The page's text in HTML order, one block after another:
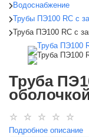
Водоснабжение
Трубы ПЭ100 RC c
Труба ПЭ100 RC c
Труба
Подробное описание